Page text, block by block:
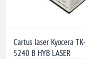
Cartus laser Kyocera TK-
5240 B HYB LASER